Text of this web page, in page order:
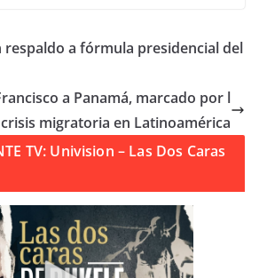
a fórmula presidencial del
a Panamá, marcado por l
migratoria en Latinoamérica
TV: Univision – Las Dos Caras